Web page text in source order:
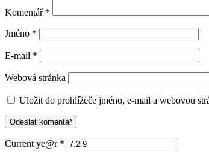
Komentář *
Jméno *
E-mail *
Webová stránka
Uložit do prohlížeče jméno, e-mail a webovou
Current ye@r *